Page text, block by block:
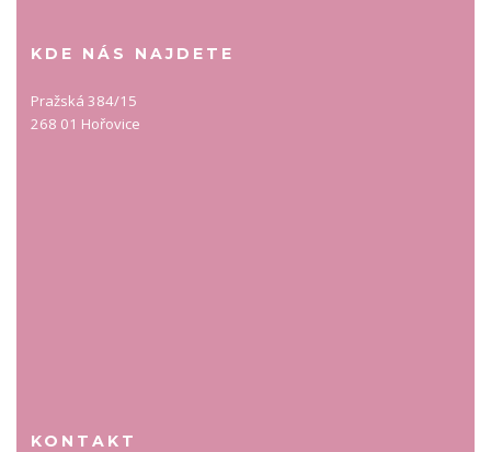
KDE NÁS NAJDETE
Pražská 384/15
268 01 Hořovice
KONTAKT